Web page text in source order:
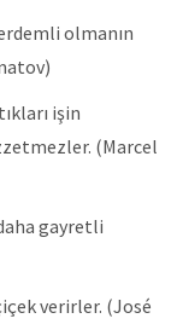
olmanın
işin
(Marcel
gayretli
verirler. (José